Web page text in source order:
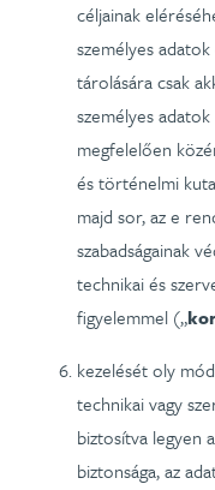
céljainak
személyes
tárolására csak
személyes
megfelelően
és történelmi
majd sor, az e
szabadságainak
technikai és
figyelemmel („
kezelését oly
technikai vagy
biztosítva legyen
biztonsága, az